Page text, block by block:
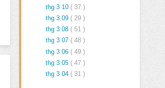
thg 3 10 ( 37 )
thg 3 09 ( 29 )
thg 3 08 ( 51 )
thg 3 07 ( 48 )
thg 3 06 ( 49 )
thg 3 05 ( 47 )
thg 3 04 ( 31 )